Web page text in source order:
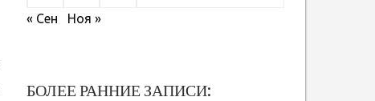
« Сен
Ноя »
БОЛЕЕ РАННИЕ ЗАПИСИ: